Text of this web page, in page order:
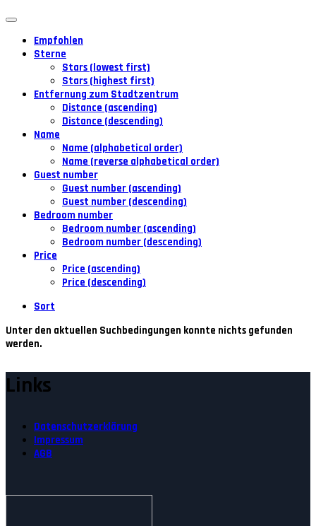
Empfohlen
Sterne
Stars (lowest first)
Stars (highest first)
Entfernung zum Stadtzentrum
Distance (ascending)
Distance (descending)
Name
Name (alphabetical order)
Name (reverse alphabetical order)
Guest number
Guest number (ascending)
Guest number (descending)
Bedroom number
Bedroom number (ascending)
Bedroom number (descending)
Price
Price (ascending)
Price (descending)
Sort
Unter den aktuellen Suchbedingungen konnte nichts gefunden
werden.
Links
Datenschutzerklärung
Impressum
AGB